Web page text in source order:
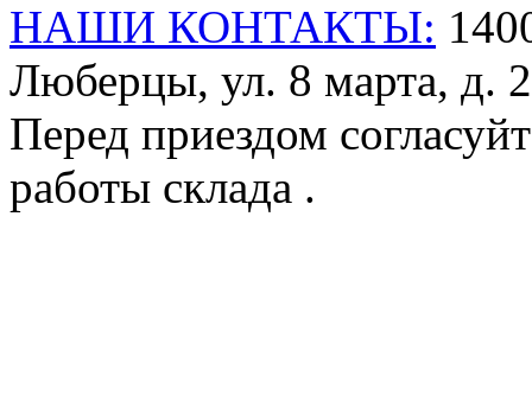
НАШИ КОНТАКТЫ:
Люберцы, ул. 8 марта, д.
Перед приездом
работы склада .